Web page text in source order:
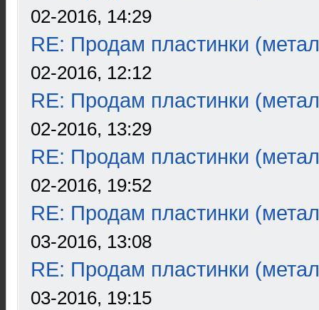
02-2016, 14:29
RE: Продам пластинки
02-2016, 12:12
RE: Продам пластинки
02-2016, 13:29
RE: Продам пластинки
02-2016, 19:52
RE: Продам пластинки
03-2016, 13:08
RE: Продам пластинки
03-2016, 19:15